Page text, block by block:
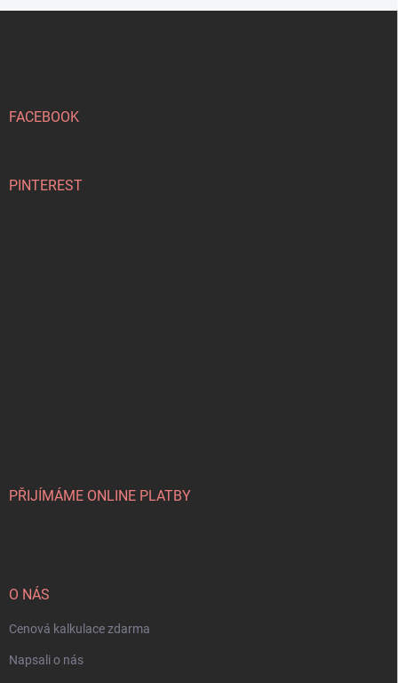
FACEBOOK
PINTEREST
PŘIJÍMÁME ONLINE PLATBY
O NÁS
Cenová kalkulace zdarma
Napsali o nás